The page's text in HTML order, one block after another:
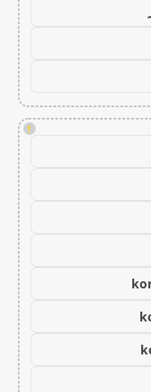
!